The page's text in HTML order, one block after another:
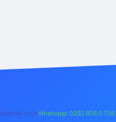
Whatsapp: 0262 606 0 726